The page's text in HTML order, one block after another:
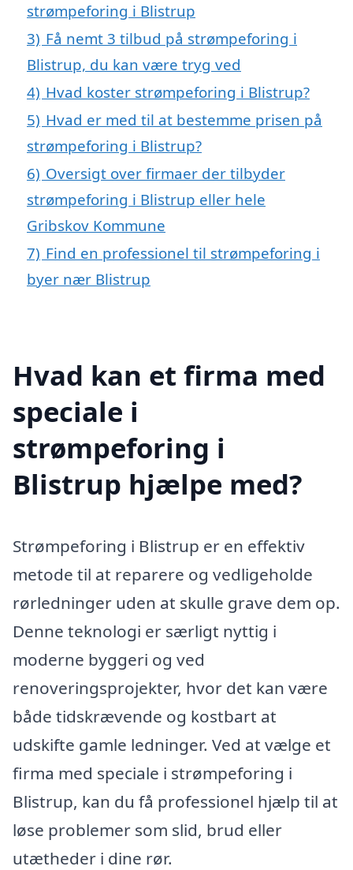
strømpeforing i Blistrup
3) Få nemt 3 tilbud på strømpeforing i
Blistrup, du kan være tryg ved
4) Hvad koster strømpeforing i Blistrup?
5) Hvad er med til at bestemme prisen på
strømpeforing i Blistrup?
6) Oversigt over firmaer der tilbyder
strømpeforing i Blistrup eller hele
Gribskov Kommune
7) Find en professionel til strømpeforing i
byer nær Blistrup
Hvad kan et firma med
speciale i
strømpeforing i
Blistrup hjælpe med?
Strømpeforing i Blistrup er en effektiv
metode til at reparere og vedligeholde
rørledninger uden at skulle grave dem op.
Denne teknologi er særligt nyttig i
moderne byggeri og ved
renoveringsprojekter, hvor det kan være
både tidskrævende og kostbart at
udskifte gamle ledninger. Ved at vælge et
firma med speciale i strømpeforing i
Blistrup, kan du få professionel hjælp til at
løse problemer som slid, brud eller
utætheder i dine rør.